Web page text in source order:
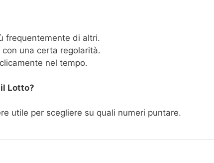
frequentemente di altri.
una certa regolarità.
nel tempo.
Lotto?
utile per scegliere su quali numeri puntare.